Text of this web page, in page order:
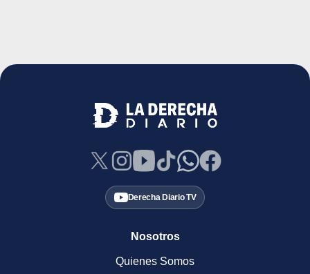
Derecha Diario TV
Nosotros
Quienes Somos